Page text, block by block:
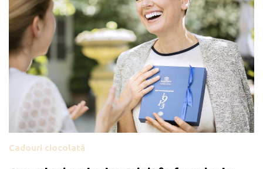
Cadouri ciocolată